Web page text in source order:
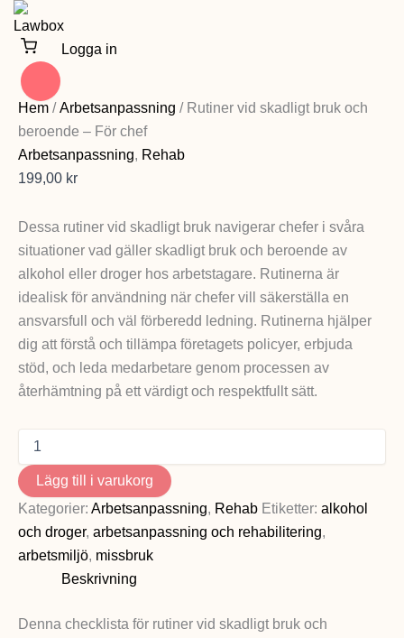
Logga in
Hoppa
innehåll
Hem /Arbetsanpassning / Rutiner vid skadligt bruk och
beroende – För chef
Arbetsanpassning, Rehab
199,00 kr
Dessa rutiner vid skadligt bruk navigerar chefer i svåra
situationer vad gäller skadligt bruk och beroende av
alkohol eller droger hos arbetstagare. Rutinerna är
idealisk för användning när chefer vill säkerställa en
ansvarsfull och väl förberedd ledning. Rutinerna hjälper
dig att förstå och tillämpa företagets policyer, erbjuda
stöd, och leda medarbetare genom processen av
återhämtning på ett värdigt och respektfullt sätt.
Rutiner
vid
skadligt
bruk
och
beroende
chef
mängd
Lägg till i varukorg
Kategorier: Arbetsanpassning, Rehab Etiketter: alkohol
och droger, arbetsanpassning och rehabilitering,
arbetsmiljö, missbruk
Beskrivning
Denna checklista för rutiner vid skadligt bruk och